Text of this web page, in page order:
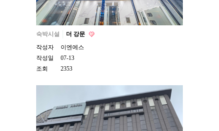
숙박시설
더 강문
작성자
이엔에스
작성일
07-13
조회
2353